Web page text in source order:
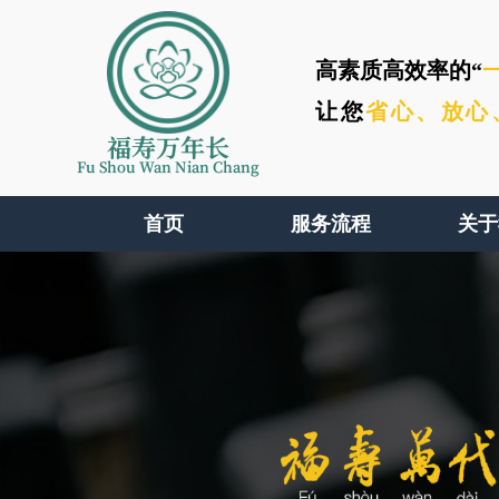
福寿万年长
Fu Shou Wan Nian Chang
高素质高效率的“
让您省心、 放心
首页 服务流程 关